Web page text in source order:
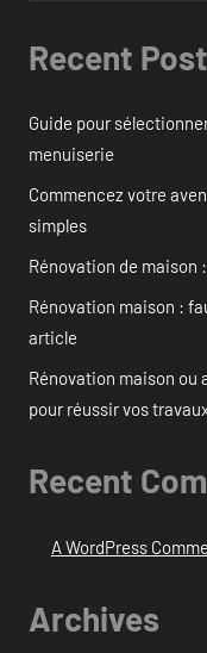
Recent
Guide pour
menuiserie
Commencez votre
simples
Rénovation de maison
Rénovation maison :
article
Rénovation maison ou
pour réussir vos
Recent
A WordPress
Archives